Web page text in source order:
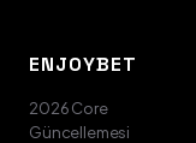
ENJOYBET
2026 Core
Güncellemesi